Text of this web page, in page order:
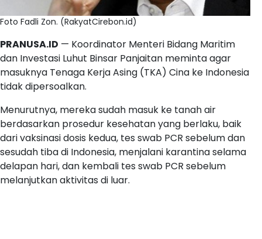
Foto Fadli Zon. (RakyatCirebon.id)
PRANUSA.ID — Koordinator Menteri Bidang Maritim
dan Investasi Luhut Binsar Panjaitan meminta agar
masuknya Tenaga Kerja Asing (TKA) Cina ke Indonesia
tidak dipersoalkan.
Menurutnya, mereka sudah masuk ke tanah air
berdasarkan prosedur kesehatan yang berlaku, baik
dari vaksinasi dosis kedua, tes swab PCR sebelum dan
sesudah tiba di Indonesia, menjalani karantina selama
delapan hari, dan kembali tes swab PCR sebelum
melanjutkan aktivitas di luar.